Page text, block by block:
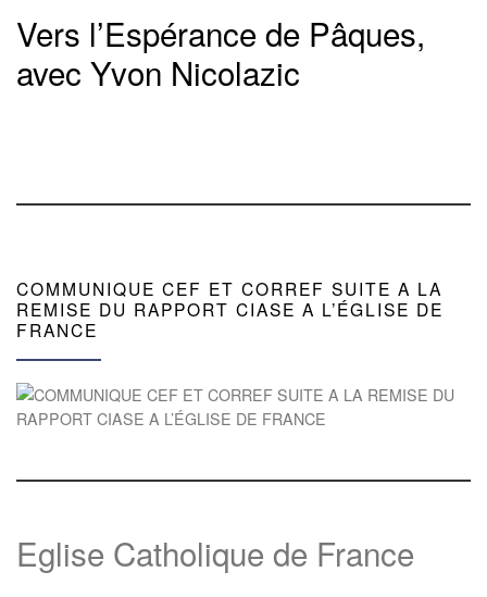
Vers l’Espérance de Pâques,
avec Yvon Nicolazic
COMMUNIQUE CEF ET CORREF SUITE A LA
REMISE DU RAPPORT CIASE A L’ÉGLISE DE
FRANCE
Eglise Catholique de France